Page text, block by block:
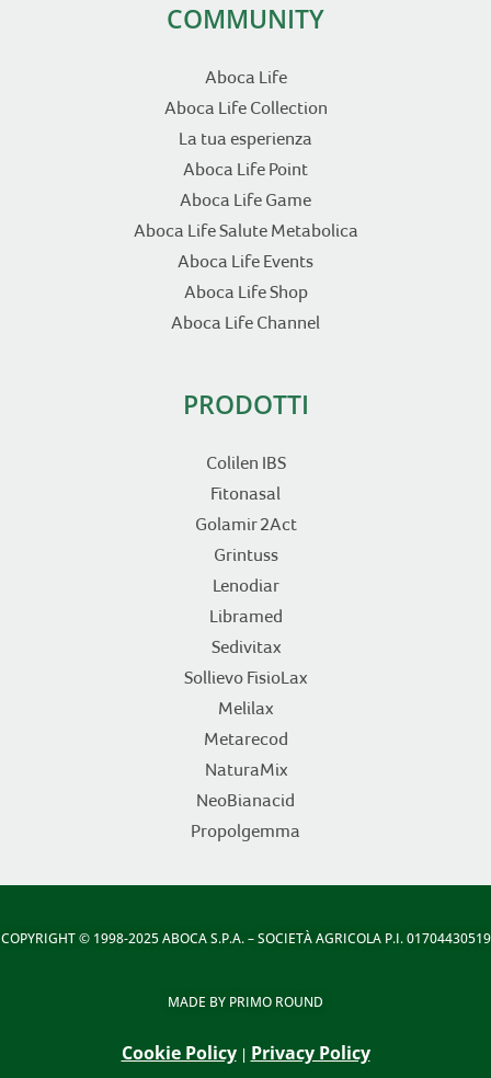
COMMUNITY
Aboca Life
Aboca Life Collection
La tua esperienza
Aboca Life Point
Aboca Life Game
Aboca Life Salute Metabolica
Aboca Life Events
Aboca Life Shop
Aboca Life Channel
PRODOTTI
Colilen IBS
Fitonasal
Golamir 2Act
Grintuss
Lenodiar
Libramed
Sedivitax
Sollievo FisioLax
Melilax
Metarecod
NaturaMix
NeoBianacid
Propolgemma
COPYRIGHT© 1998-2025 ABOCA S.P.A. – SOCIETÀ AGRICOLA P.I. 01704430519
MADE BY PRIMO ROUND
Cookie Policy| Privacy Policy